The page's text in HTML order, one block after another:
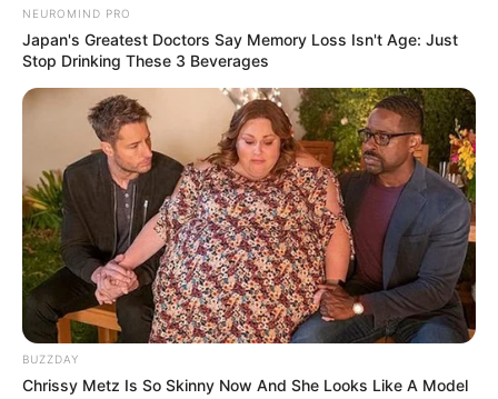
Quarto árbitro:Victor Rivas (Estados Unidos);
VAR:Michael Radchuk (Estados Unidos).
Matérias Bônus:
Seleção Brasileira anuncia último amistoso antes da Copa do
Mundo...
🧊 Entretenimento: Os melhores doramas
Fonte: JASBcom informações do portal Veja.
Encaminhamento de denúncia ao JASB:
NEUROMIND PRO
Japan's Greatest Doctors Say Memory Loss Isn't Age: Just
Stop Drinking These 3 Beverages
BUZZDAY
Chrissy Metz Is So Skinny Now And She Looks Like A Model